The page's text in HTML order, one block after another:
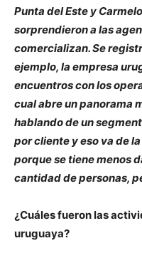
Punta del Este y
sorprendieron a las
comercializan. Se
ejemplo, la empresa
encuentros con los
cual abre un panorama
hablando de un
por cliente y eso va de
porque se tiene menos
cantidad de personas,
¿Cuáles fueron las
uruguaya?